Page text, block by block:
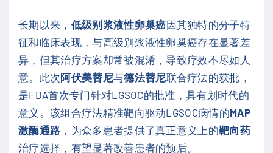
长期以来， 低级别浆液性卵巢癌因其独特的分子特
征和临床表现，与高级别浆液性卵巢癌存在显著差
异，但其治疗方案却常被混淆，导致疗效不尽如人
意。此次阿伏美替尼与德法替尼联合疗法的获批，
是FDA首次专门针对LGSOC的批准，具有划时代的
意义。该组合疗法精准靶向驱动LGSOC病情的MAP
激酶通路 ，为众多患者提供了真正意义上的靶向药
治疗选择，有望显著改善患者的预后。